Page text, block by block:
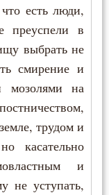
есть люди,
преуспели в
выбрать не
смирение и
мозолями на
трудом и
касательно
и
не уступать,